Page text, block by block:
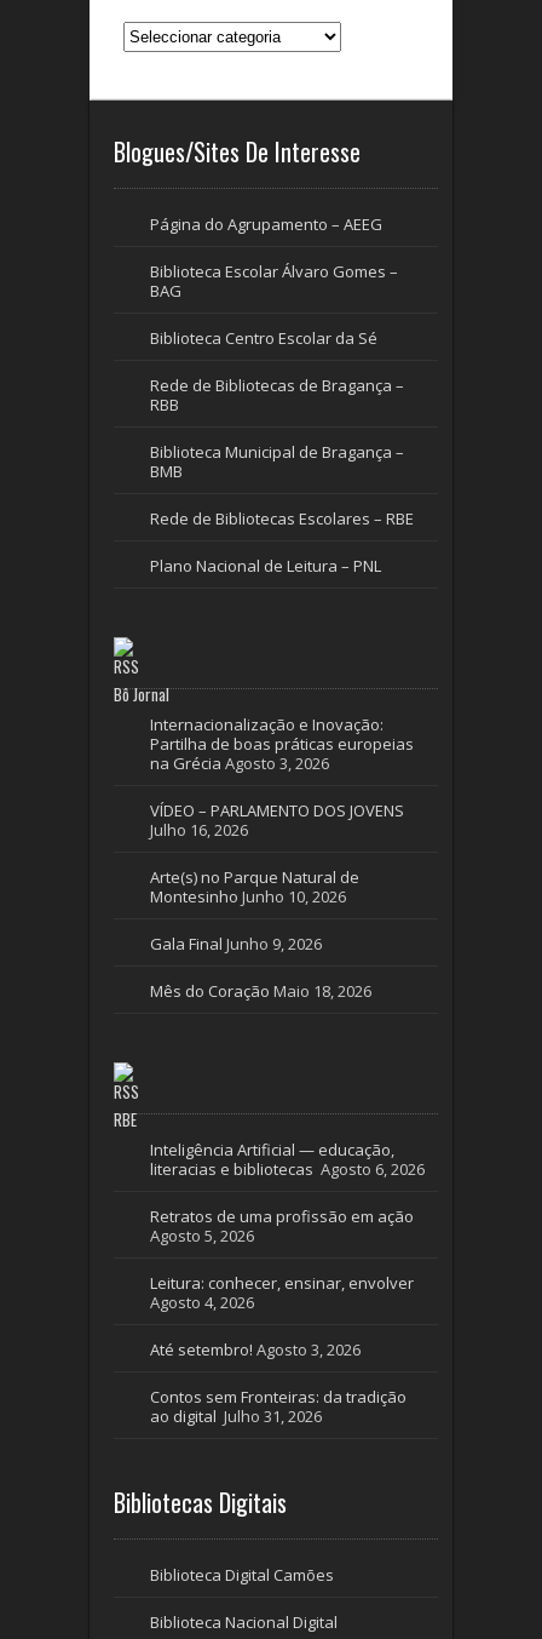
Categorias
Blogues/Sites De Interesse
Página do Agrupamento – AEEG
Biblioteca Escolar Álvaro Gomes –
BAG
Biblioteca Centro Escolar da Sé
Rede de Bibliotecas de Bragança –
RBB
Biblioteca Municipal de Bragança –
BMB
Rede de Bibliotecas Escolares – RBE
Plano Nacional de Leitura – PNL
Bô Jornal
Internacionalização e Inovação:
Partilha de boas práticas europeias
na Grécia Agosto 3, 2026
VÍDEO – PARLAMENTO DOS JOVENS
Julho 16, 2026
Arte(s) no Parque Natural de
Montesinho Junho 10, 2026
Gala Final Junho 9, 2026
Mês do Coração Maio 18, 2026
RBE
Inteligência Artificial — educação,
literacias e bibliotecas Agosto 6, 2026
Retratos de uma profissão em ação
Agosto 5, 2026
Leitura: conhecer, ensinar, envolver
Agosto 4, 2026
Até setembro! Agosto 3, 2026
Contos sem Fronteiras: da tradição
ao digital Julho 31, 2026
Bibliotecas Digitais
Biblioteca Digital Camões
Biblioteca Nacional Digital